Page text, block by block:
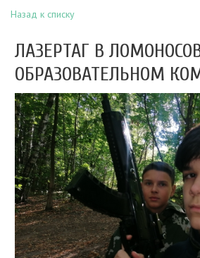
Назад к списку
ЛАЗЕРТАГ В
ОБРАЗОВАТЕЛЬНОМ